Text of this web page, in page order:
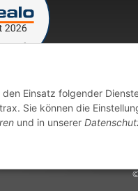
Einsatz folgender
Sie können die
und in unserer